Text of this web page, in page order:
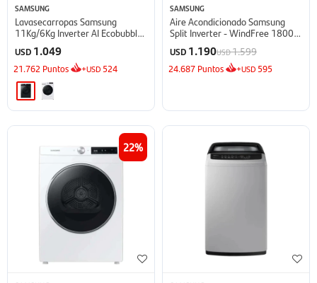
SAMSUNG
Lavasecarropas Samsung
11Kg/6Kg Inverter AI Ecobubble
- Inox
USD 1.049
21.762 Puntos +USD 524
SAMSUNG
Aire Acondicionado Samsung
Split Inverter - WindFree 18000
BTU
USD 1.190USD1.599
24.687 Puntos +USD 595
22